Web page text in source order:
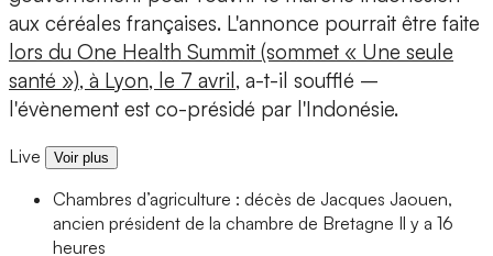
aux céréales françaises. L'annonce pourrait être faite
lors du One Health Summit (sommet « Une seule
santé »), à Lyon, le 7 avril, a-t-il soufflé –
l'évènement est co-présidé par l'Indonésie.
Live Voir plus
Chambres d’agriculture : décès de Jacques Jaouen,
ancien président de la chambre de Bretagne Il y a 16
heures